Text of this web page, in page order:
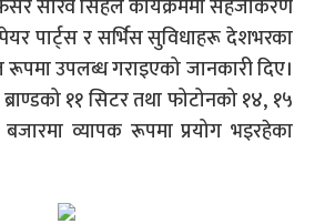
सौरव सिंहले कार्यक्रममा सहजीकरण
पार्ट्स र सर्भिस सुविधाहरू देशभरका
उपलब्ध गराइएको जानकारी दिए।
११ सिटर तथा फोटोनको १४, १५
व्यापक रूपमा प्रयोग भइरहेका